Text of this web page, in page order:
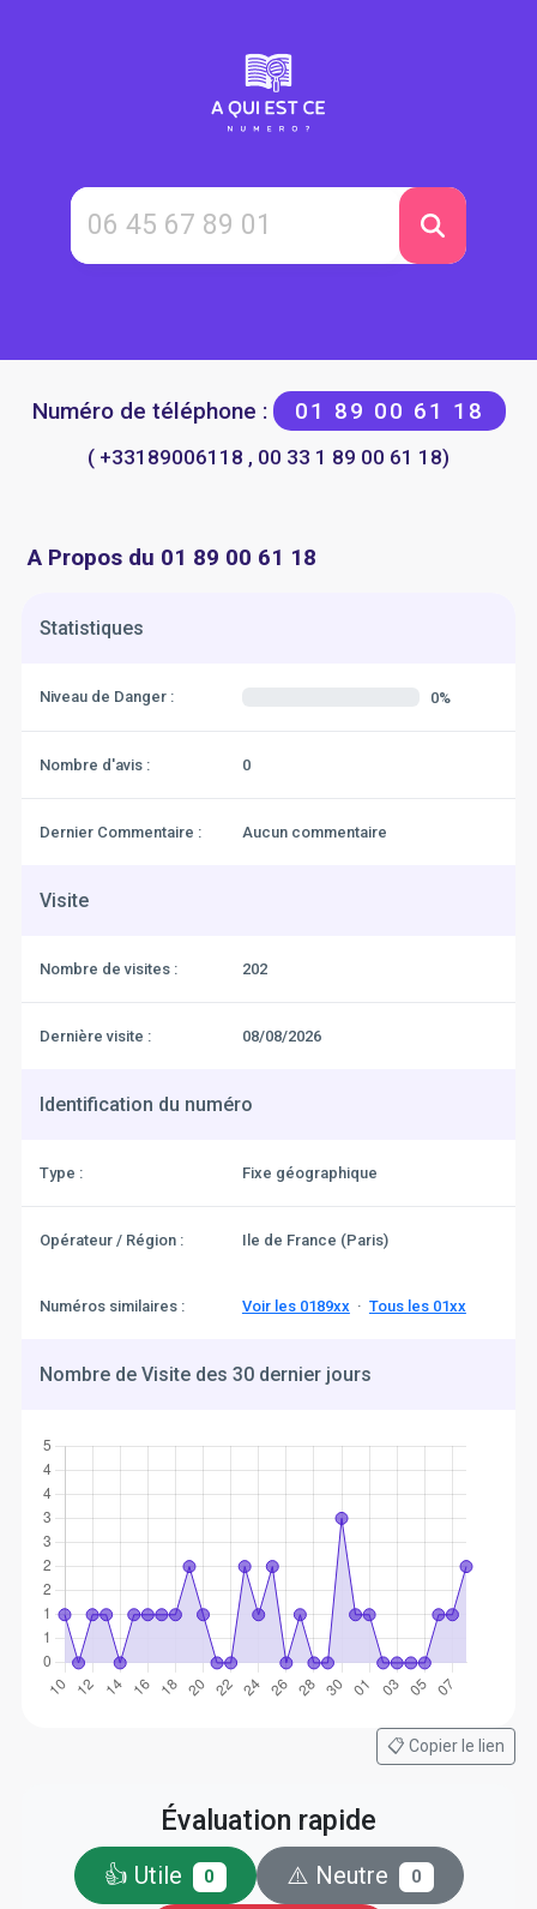
Numéro de téléphone : 01 89 00 61 18
( +33189006118 , 00 33 1 89 00 61 18)
A Propos du 01 89 00 61 18
Statistiques
Niveau de Danger : 0%
Nombre d'avis : 0
Dernier Commentaire : Aucun commentaire
Visite
Nombre de visites : 202
Dernière visite : 08/08/2026
Identification du numéro
Type : Fixe géographique
Opérateur / Région : Ile de France (Paris)
Numéros similaires : Voir les 0189xx· Tous les 01xx
Nombre de Visite des 30 dernier jours
📋 Copier le lien
Évaluation rapide
👍 Utile 0 ⚠️ Neutre 0